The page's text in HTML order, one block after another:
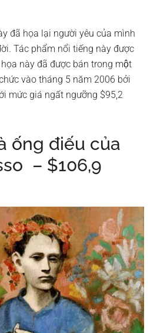
đã họa lại người yêu của mình
Tác phẩm nổi tiếng này được
này đã được bán trong một
vào tháng 5 năm 2006 bởi
mức giá ngất ngưỡng $95,2
ống điếu của
– $106,9